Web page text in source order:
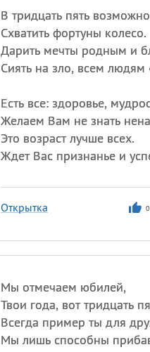
В тридцать пять
Схватить фортуны колесо.
Дарить мечты родным и
Сиять на зло, всем людям
Есть все: здоровье,
Желаем Вам не знать
Это возраст лучше всех.
Ждет Вас признанье и
Открытка 0
Мы отмечаем юбилей,
Твои года, вот тридцать
Всегда пример ты для
Мы лишь способны